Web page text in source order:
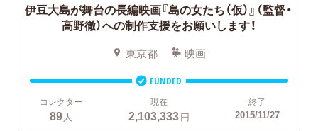
伊豆大島が舞台の長編映画『島の女たち（仮）』（監督・
高野徹）への制作支援をお願いします！
東京都 映画
FUNDED
コレクター
89人
現在
2,103,333円
終了
2015/11/27